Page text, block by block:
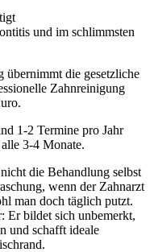
und im schlimmsten
übernimmt die gesetzliche
Zahnreinigung
1-2 Termine pro Jahr
3-4 Monate.
die Behandlung selbst
wenn der Zahnarzt
man doch täglich putzt.
Er bildet sich unbemerkt,
und schafft ideale